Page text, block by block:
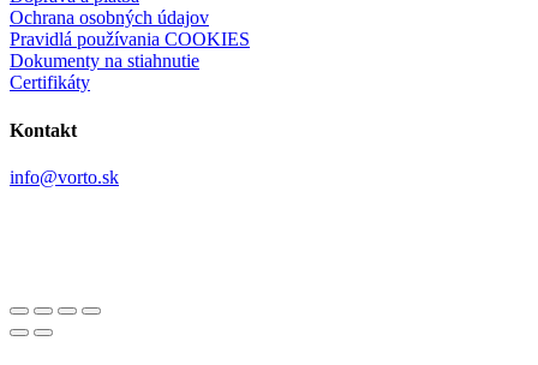
Ochrana osobných údajov
Pravidlá používania COOKIES
Dokumenty na stiahnutie
Certifikáty
Kontakt
info@vorto.sk